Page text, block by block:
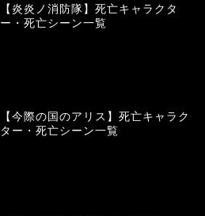
【炎炎ノ消防隊】死亡キャラクタ
ー・死亡シーン一覧
【今際の国のアリス】死亡キャラク
ター・死亡シーン一覧